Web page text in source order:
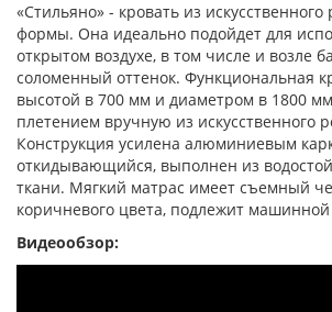
«Стильяно» - кровать из искусственного
формы. Она идеально подойдет для
открытом воздухе, в том числе и возле
соломенный оттенок. Функциональная
высотой в 700 мм и диаметром в 1800
плетением вручную из искусственного
Конструкция усилена алюминиевым
откидывающийся, выполнен из
ткани. Мягкий матрас имеет съемный
коричневого цвета, подлежит машинной
Видеообзор: